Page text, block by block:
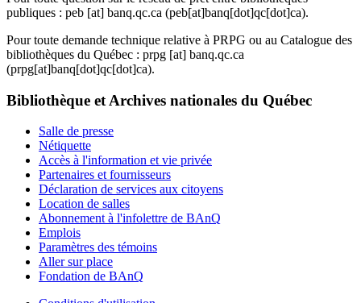
publiques : peb [at] banq.qc.ca (peb[at]banq[dot]qc[dot]ca).
Pour toute demande technique relative à PRPG ou au Catalogue des
bibliothèques du Québec : prpg [at] banq.qc.ca
(prpg[at]banq[dot]qc[dot]ca).
Bibliothèque et Archives nationales du Québec
Salle de presse
Nétiquette
Accès à l'information et vie privée
Partenaires et fournisseurs
Déclaration de services aux citoyens
Location de salles
Abonnement à l'infolettre de BAnQ
Emplois
Paramètres des témoins
Aller sur place
Fondation de BAnQ